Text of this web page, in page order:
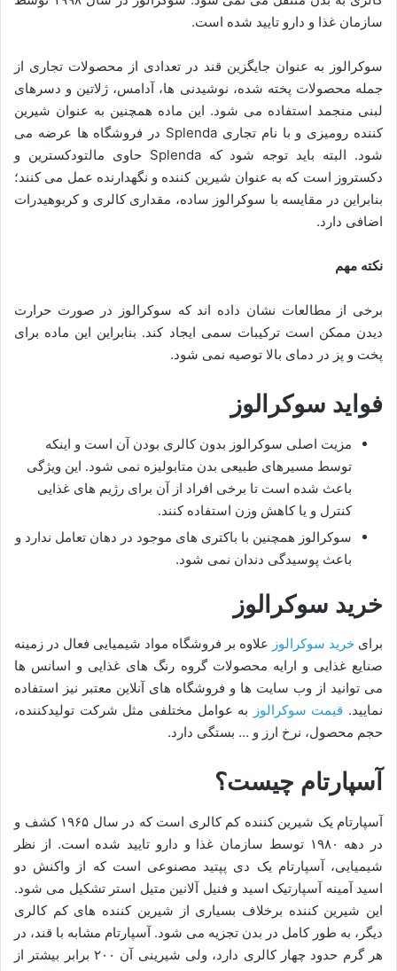
سازمان غذا و دارو تایید شده است.
سوکرالوز به عنوان جایگزین قند در تعدادی از محصولات تجاری از
جمله محصولات پخته شده، نوشیدنی ها، آدامس، ژلاتین و دسرهای
لبنی منجمد استفاده می شود. این ماده همچنین به عنوان شیرین
کننده رومیزی و با نام تجاری Splenda در فروشگاه ها عرضه می
شود. البته باید توجه شود که Splenda حاوی مالتودکسترین و
دکستروز است که به عنوان شیرین کننده و نگهدارنده عمل می کنند؛
بنابراین در مقایسه با سوکرالوز ساده، مقداری کالری و کربوهیدرات
اضافی دارد.
نکته مهم
برخی از مطالعات نشان داده ‌اند که سوکرالوز در صورت حرارت
دیدن ممکن است ترکیبات سمی ایجاد کند. بنابراین این ماده برای
پخت و پز در دمای بالا توصیه نمی شود.
فواید سوکرالوز
مزیت اصلی سوکرالوز بدون کالری بودن آن است و اینکه
توسط مسیرهای طبیعی بدن متابولیزه نمی شود. این ویژگی
باعث شده است تا برخی افراد از آن برای رژیم های غذایی
کنترل و یا کاهش وزن استفاده کنند.
سوکرالوز همچنین با باکتری های موجود در دهان تعامل ندارد و
باعث پوسیدگی دندان نمی شود.
خرید سوکرالوز
برای خرید سوکرالوز علاوه بر فروشگاه مواد شیمیایی فعال در زمینه
صنایع غذایی و ارایه محصولات گروه رنگ های غذایی و اسانس ها
می توانید از وب سایت ها و فروشگاه های آنلاین معتبر نیز استفاده
نمایید. قیمت سوکرالوز به عوامل مختلفی مثل شرکت تولیدکننده،
حجم محصول، نرخ ارز و … بستگی دارد.
آسپارتام چیست؟
آسپارتام یک شیرین کننده کم کالری است که در سال ۱۹۶۵ کشف و
در دهه ۱۹۸۰ توسط سازمان غذا و دارو تایید شده است. از نظر
شیمیایی، آسپارتام یک دی پپتید مصنوعی است که از واکنش دو
اسید آمینه آسپارتیک اسید و فنیل آلانین متیل استر تشکیل می ‌شود.
این شیرین کننده برخلاف بسیاری از شیرین کننده های کم کالری
دیگر، به طور کامل در بدن تجزیه می شود. آسپارتام مشابه با قند، در
هر گرم حدود چهار کالری دارد، ولی شیرینی آن ۲۰۰ برابر بیشتر از